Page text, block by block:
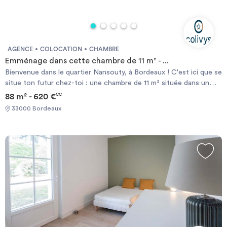
AGENCE COLOCATION CHAMBRE
Emménage dans cette chambre de 11 m² - ...
Bienvenue dans le quartier Nansouty, à Bordeaux ! C'est ici que se
situe ton futur chez-toi : une chambre de 11 m² située dans un
appartement en coliving de 88 m². Elle comprend un espace nuit,
un bureau, des rangements et un balcon. En choisissant le
coliving, l’assurance habitation du logement, les provisions sur
mensuel ! Chambre éligible aux APL selon les conditions de la
CAF.
88 m² - 620 €CC
33000 Bordeaux